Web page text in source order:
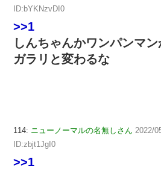
ID:bYKNzvDI0
>>1
しんちゃんかワンパンマ
ガラリと変わるな
114: ニューノーマルの名無しさん 2022/
ID:zbjt1JgI0
>>1